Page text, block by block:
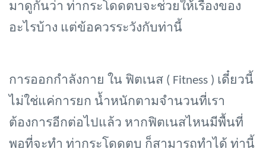
มาดูกันว่า ท่ากระโดดตบจะช่วยให้เรื่องของ
อะไรบ้าง แต่ข้อควรระวังกับท่านี้
การออกกำลังกาย ใน ฟิตเนส ( Fitness ) เดี๋ยวนี้
ไม่ใช่แค่การยก น้ำหนักตามจำนวนที่เรา
ต้องการอีกต่อไปแล้ว หากฟิตเนสไหนมีพื้นที่
พอที่จะทำ ท่ากระโดดตบ ก็สามารถทำได้ ท่านี้